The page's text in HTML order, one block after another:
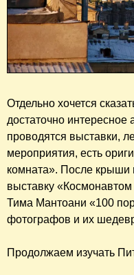
Отдельно хочется
достаточно интересное
проводятся выставки,
мероприятия, есть
комната». После крыши
выставку
Тима Мантоани «100
фотографов и их
Продолжаем изучать